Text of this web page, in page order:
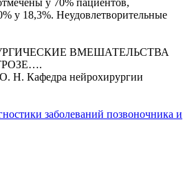
у 70% пациентов,
у 18,3%. Неудовлетворительные
ВМЕШАТЕЛЬСТВА
Н. Кафедра нейрохирургии
заболеваний позвоночника и